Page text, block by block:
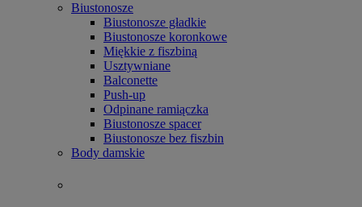
Biustonosze
Biustonosze gładkie
Biustonosze koronkowe
Miękkie z fiszbiną
Usztywniane
Balconette
Push-up
Odpinane ramiączka
Biustonosze spacer
Biustonosze bez fiszbin
Body damskie